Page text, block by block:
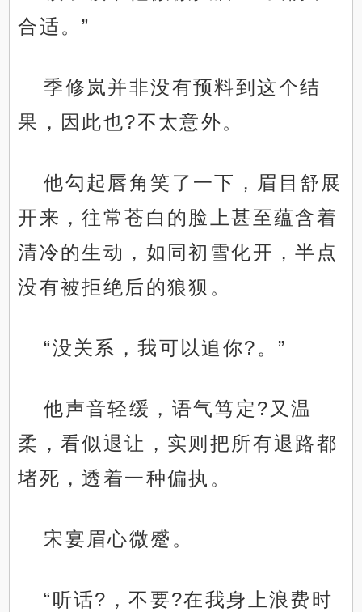
合适。”
季修岚并非没有预料到这个结
果，因此也?不太意外。
他勾起唇角笑了一下，眉目舒展
开来，往常苍白的脸上甚至蕴含着
清冷的生动，如同初雪化开，半点
没有被拒绝后的狼狈。
“没关系，我可以追你?。”
他声音轻缓，语气笃定?又温
柔，看似退让，实则把所有退路都
堵死，透着一种偏执。
宋宴眉心微蹙。
“听话?，不要?在我身上浪费时